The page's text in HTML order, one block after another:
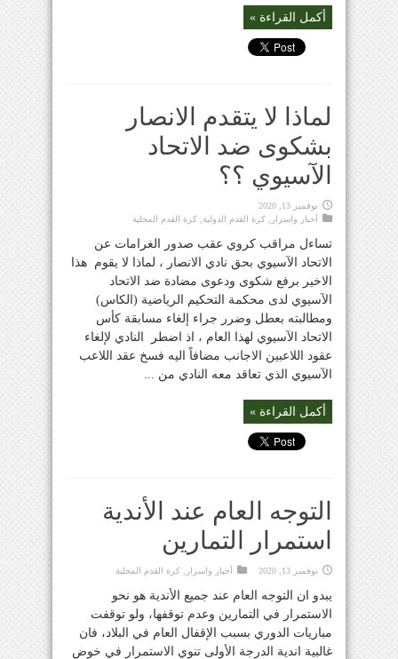
أكمل القراءة »
لماذا لا يتقدم الانصار
بشكوى ضد الاتحاد
الآسيوي ؟؟
نوفمبر 13, 2020
أخبار واسرار
كرة القدم الدولية كرة القدم المحلية
تساءل مراقب كروي عقب صدور الغرامات عن
الاتحاد الآسيوي بحق نادي الانصار ، لماذا لا يقوم هذا
الاخير برفع شكوى ودعوى مضادة ضد الاتحاد
الآسيوي لدى محكمة التحكيم الرياضية (الكاس)
ومطالبته بعطل وضرر جراء إلغاء مسابقة كأس
الاتحاد الآسيوي لهذا العام ، اذ اضطر النادي لإلغاء
عقود اللاعبين الاجانب مضافاً اليه فسخ عقد اللاعب
الآسيوي الذي تعاقد معه النادي من ...
أكمل القراءة »
التوجه العام عند الأندية
استمرار التمارين
نوفمبر 13, 2020 أخبار واسرار كرة القدم المحلية
يبدو ان التوجه العام عند جميع الأندية هو نحو
الاستمرار في التمارين وعدم توقفها، ولو توقفت
مباريات الدوري بسبب الإقفال العام في البلاد، فان
غالبية اندية الدرجة الأولى تنوي الاستمرار في خوض